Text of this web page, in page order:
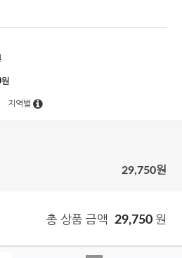
원
지역별
29,750원
총 상품 금액 29,750 원